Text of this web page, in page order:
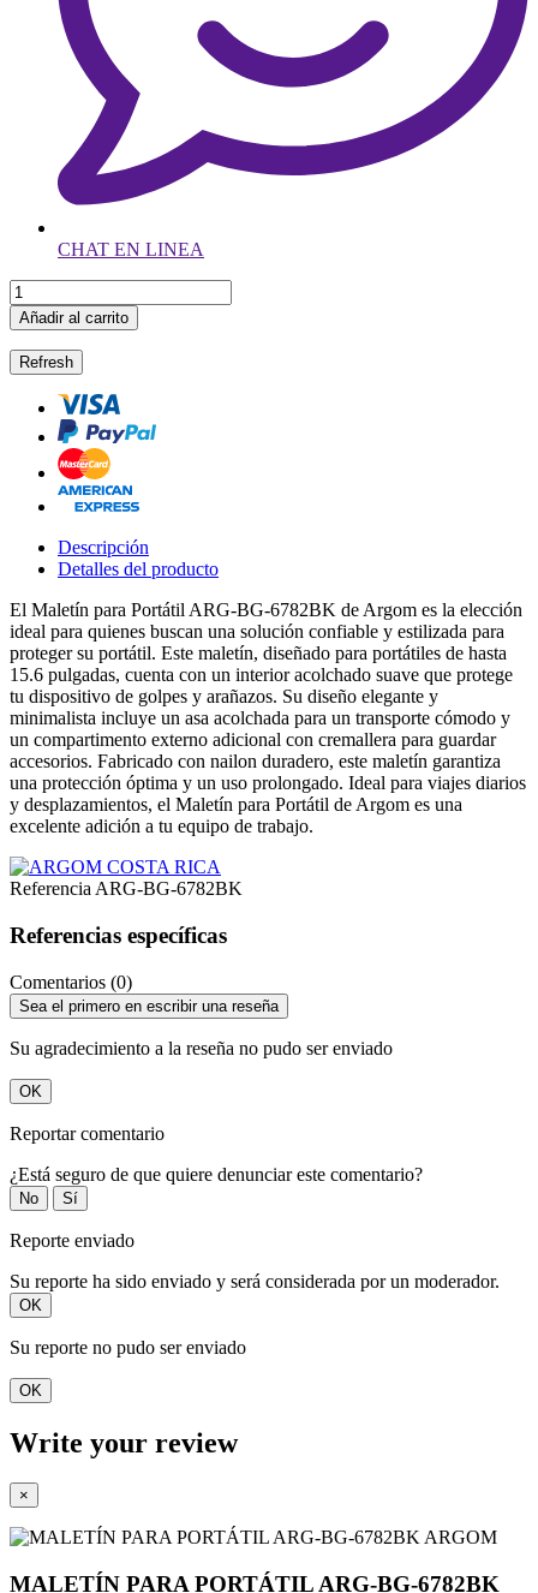
CHAT EN LINEA
Añadir al carrito
Descripción
Detalles del producto
El Maletín para Portátil ARG-BG-6782BK de Argom es la elección
ideal para quienes buscan una solución confiable y estilizada para
proteger su portátil. Este maletín, diseñado para portátiles de hasta
15.6 pulgadas, cuenta con un interior acolchado suave que protege
tu dispositivo de golpes y arañazos. Su diseño elegante y
minimalista incluye un asa acolchada para un transporte cómodo y
un compartimento externo adicional con cremallera para guardar
accesorios. Fabricado con nailon duradero, este maletín garantiza
una protección óptima y un uso prolongado. Ideal para viajes diarios
y desplazamientos, el Maletín para Portátil de Argom es una
excelente adición a tu equipo de trabajo.
Referencia ARG-BG-6782BK
Referencias específicas
Comentarios (0)
Sea el primero en escribir una reseña
Su agradecimiento a la reseña no pudo ser enviado
OK
Reportar comentario
¿Está seguro de que quiere denunciar este comentario?
No Sí
Reporte enviado
Su reporte ha sido enviado y será considerada por un moderador.
OK
Su reporte no pudo ser enviado
OK
Write your review
×
MALETÍN PARA PORTÁTIL ARG-BG-6782BK